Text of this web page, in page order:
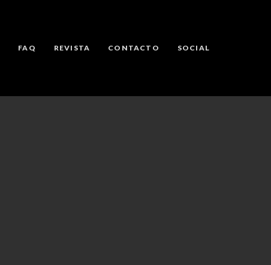
FAQ REVISTA CONTACTO SOCIAL